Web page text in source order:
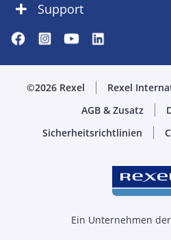
Support
©2026 Rexel Rexel
AGB & Zusatz
Sicherheitsrichtlinien
Ein Unternehmen